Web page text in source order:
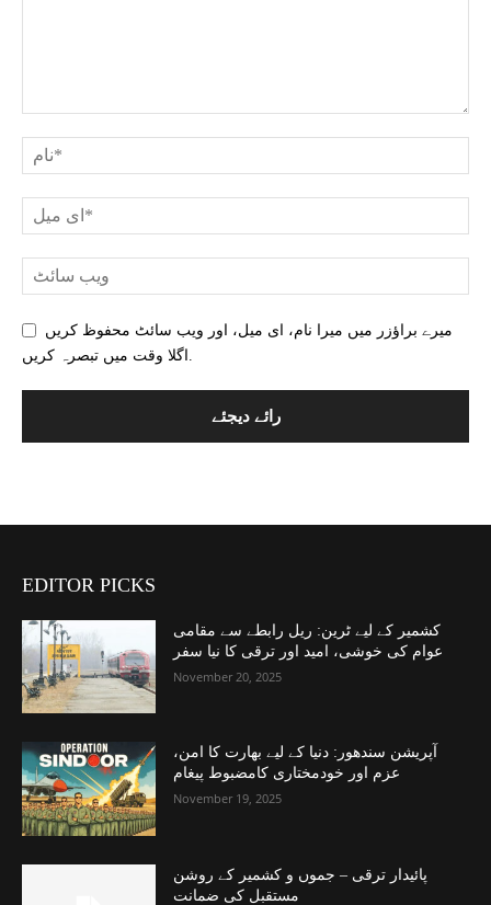
میرے براؤزر میں میرا نام، ای میل، اور ویب سائٹ محفوظ کریں
EDITOR PICKS
کشمیر کے لیے ٹرین: ریل رابطے سے مقامی
عوام کی خوشی، امید اور ترقی کا نیا سفر
November 20, 2025
آپریشن سندھور: دنیا کے لیے بھارت کا امن،
عزم اور خودمختاری کامضبوط پیغام
November 19, 2025
پائیدار ترقی – جموں و کشمیر کے روشن
مستقبل کی ضمانت